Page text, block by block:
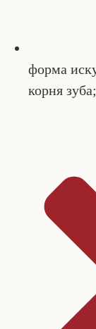
форма
корня зуба;